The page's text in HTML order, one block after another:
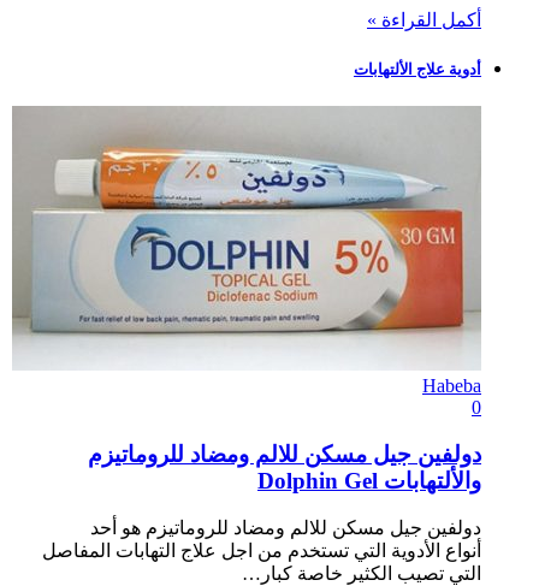
أكمل القراءة »
أدوية علاج الألتهابات
Habeba
0
دولفين جيل مسكن للالم ومضاد للروماتيزم
والألتهابات Dolphin Gel
دولفين جيل مسكن للالم ومضاد للروماتيزم هو أحد
أنواع الأدوية التي تستخدم من اجل علاج التهابات المفاصل
التي تصيب الكثير خاصة كبار…